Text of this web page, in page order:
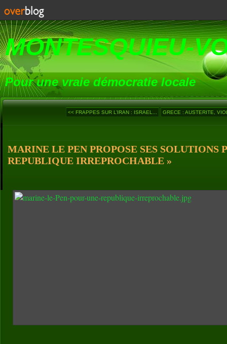
MONTESQUIEU-
Pour une vraie démocratie locale
<< FRAPPES SUR L’IRAN : ISRAEL... GRECE : AUSTERITE,
MARINE LE PEN PROPOSE SES SOLUTIONS
REPUBLIQUE IRREPROCHABLE »